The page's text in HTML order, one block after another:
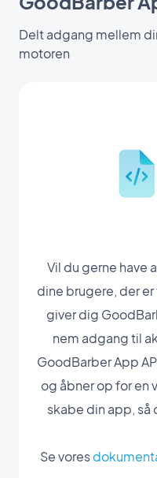
Delt adgang mellem
motoren
Vil du gerne have
dine brugere, der
giver dig
nem adgang til
GoodBarber App
og åbner op for en
skabe din app, så
Se vores